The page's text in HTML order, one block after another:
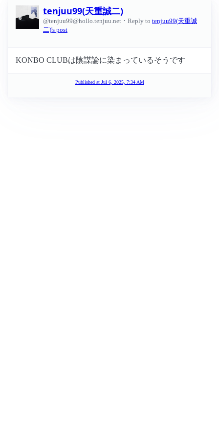
tenjuu99(天重誠二)
@tenjuu99@hollo.tenjuu.net · Reply to tenjuu99(天重誠
二)'s post
KONBO CLUBは陰謀論に染まっているそうです
Published at Jul 6, 2025, 7:34 AM